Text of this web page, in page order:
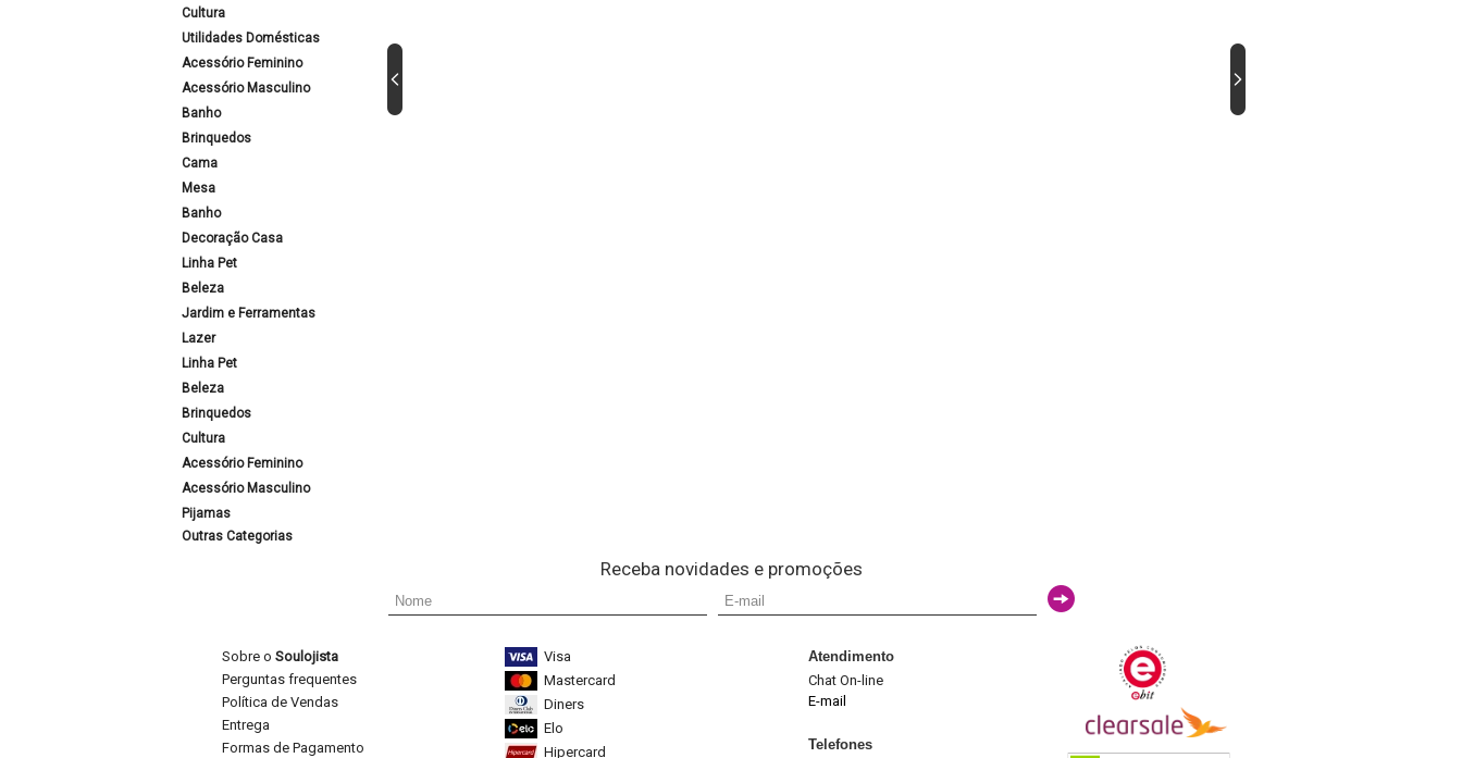
Cultura
Utilidades Domésticas
Acessório Feminino
Acessório Masculino
Banho
Brinquedos
Cama
Mesa
Banho
Decoração Casa
Linha Pet
Beleza
Jardim e Ferramentas
Lazer
Linha Pet
Beleza
Brinquedos
Cultura
Acessório Feminino
Acessório Masculino
Pijamas
Outras Categorias
Receba novidades e promoções
Sobre o Soulojista
Perguntas frequentes
Política de Vendas
Entrega
Formas de Pagamento
Visa
Mastercard
Diners
Elo
Hipercard
Atendimento
Chat On-line
E-mail
Telefones